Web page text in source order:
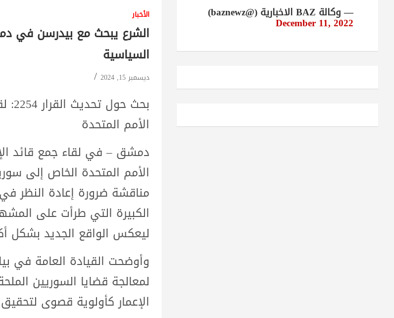
الأخبار
السياسية
ديسمبر 15, 2024
الأمم المتحدة
دمشق – في لقاء جمع قائد
الأمم المتحدة الخاص إلى
الكبيرة التي طرأت على
ليعكس الواقع الجديد بشكل
وأوضحت القيادة العامة في
لمعالجة قضايا السوريين
الإعمار كأولوية قصوى
— وكالة BAZ الاخبارية (@baznewz)
December 11, 2022